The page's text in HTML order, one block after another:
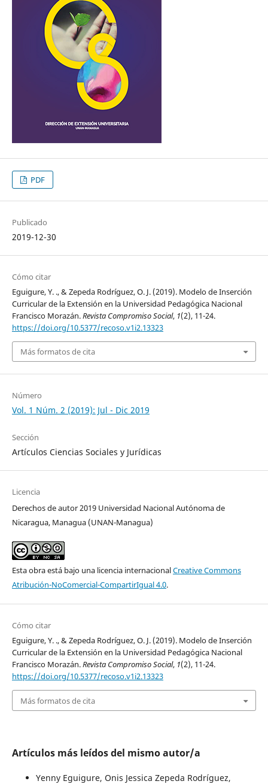
PDF
Publicado
2019-12-30
Cómo citar
Eguigure, Y. ., & Zepeda Rodríguez, O. J. (2019). Modelo de Inserción
Curricular de la Extensión en la Universidad Pedagógica Nacional
Francisco Morazán.Revista Compromiso Social, 1(2), 11-24.
https://doi.org/10.5377/recoso.v1i2.13323
Más formatos de cita
Número
Vol. 1 Núm. 2 (2019): Jul - Dic 2019
Sección
Artículos Ciencias Sociales y Jurídicas
Licencia
Derechos de autor 2019 Universidad Nacional Autónoma de
Nicaragua, Managua (UNAN-Managua)
Esta obra está bajo una licencia internacionalCreative Commons
Atribución-NoComercial-CompartirIgual 4.0.
Cómo citar
Eguigure, Y. ., & Zepeda Rodríguez, O. J. (2019). Modelo de Inserción
Curricular de la Extensión en la Universidad Pedagógica Nacional
Francisco Morazán.Revista Compromiso Social, 1(2), 11-24.
https://doi.org/10.5377/recoso.v1i2.13323
Más formatos de cita
Artículos más leídos del mismo autor/a
Yenny Eguigure, Onis Jessica Zepeda Rodríguez,